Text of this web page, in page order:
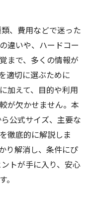
、費用などで迷った
違いや、ハードコー
まで、多くの情報が
適切に選ぶために
加えて、目的や利用
が欠かせません。本
公式サイズ、主要な
徹底的に解説しま
り解消し、条件にぴ
トが手に入り、安心